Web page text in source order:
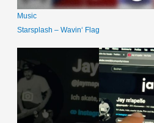
Music
Starsplash – Wavin‘ Flag